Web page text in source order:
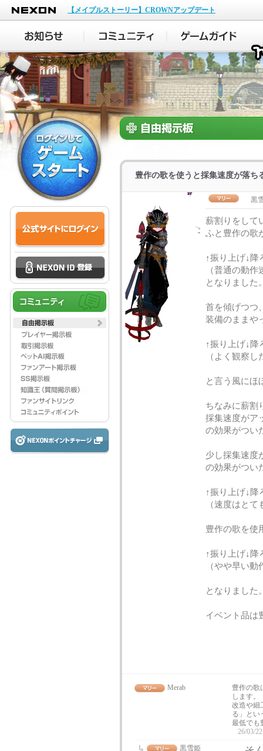
NEXON
【メイプルストーリー】CROWNアップデート
豊作の歌を使うと採集速度が落ち
黒
薪割りをして
ふと豊作の歌
↑振り上げ↓降
（普通の動作
となりました
首を傾げつつ
装備のままや
↑振り上げ↓
（よく観察
と言う風にほ
ちなみに薪割
採集速度がア
の効果がつい
少し採集速度
の効果がつい
↑振り上げ↓
（速度はとて
豊作の歌を使
↑振り上げ↓
（やや早い動
となりました
イベント品は
Merab
豊作の歌
します。
改造や細
る」とい
最低でも
26/03/
黒雪姫